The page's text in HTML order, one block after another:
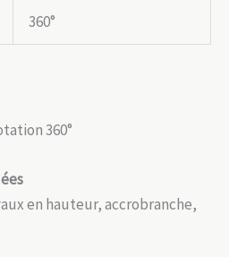
360°
360°
en hauteur, accrobranche,